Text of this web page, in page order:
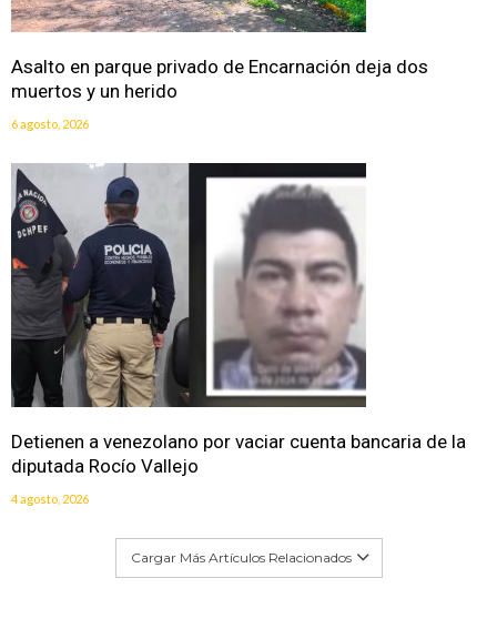
Asalto en parque privado de Encarnación deja dos
muertos y un herido
6 agosto, 2026
Detienen a venezolano por vaciar cuenta bancaria de la
diputada Rocío Vallejo
4 agosto, 2026
Cargar Más Artículos Relacionados